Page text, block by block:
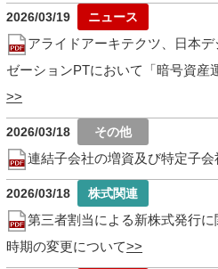
2026/03/19
アライドアーキテクツ、日本
ゼーションPTにおいて「暗号資産
2026/03/18
連結子会社の増資及び特定子
2026/03/18
第三者割当による新株式発行
時期の変更について